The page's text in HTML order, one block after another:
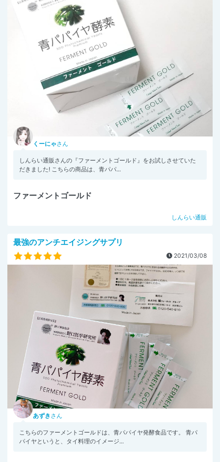
くーにゃさん
しんらい通販さんの『ファーメントゴールド』をお試しさせていた
だきました! こちらの商品は、青パパ...
ファーメントゴールド
しんらい通販
最強のアンチエイジングサプリ
2021/03/08
あずき さん
こちらのファーメントゴールドは、青パパイヤ発酵食品です。 青パ
パイヤというと、タイ料理のイメージ...